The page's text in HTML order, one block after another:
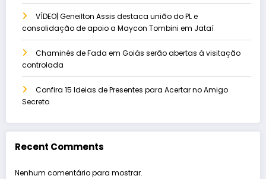
VÍDEO| Geneilton Assis destaca união do PL e
consolidação de apoio a Maycon Tombini em Jataí
Chaminés de Fada em Goiás serão abertas à visitação
controlada
Confira 15 Ideias de Presentes para Acertar no Amigo
Secreto
Recent Comments
Nenhum comentário para mostrar.